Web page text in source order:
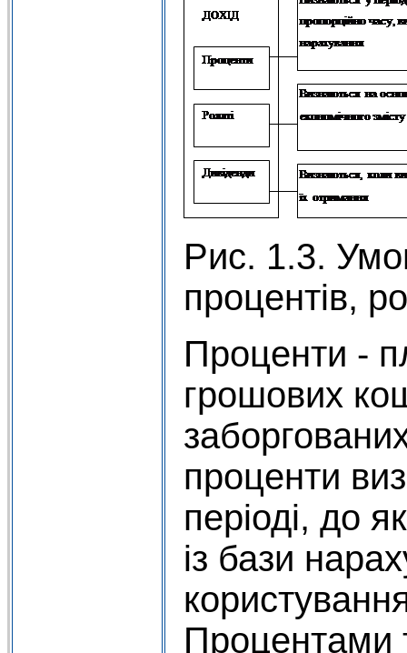
Рис. 1.3.
процентів,
Проценти -
грошових
проценти
періоді, до
із бази
Процентами